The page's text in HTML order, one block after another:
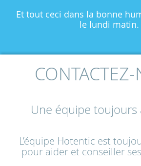
Et tout ceci dans la bonne
le lundi matin.
Une équipe toujours
L’équipe Hotentic est
pour aider et conseiller